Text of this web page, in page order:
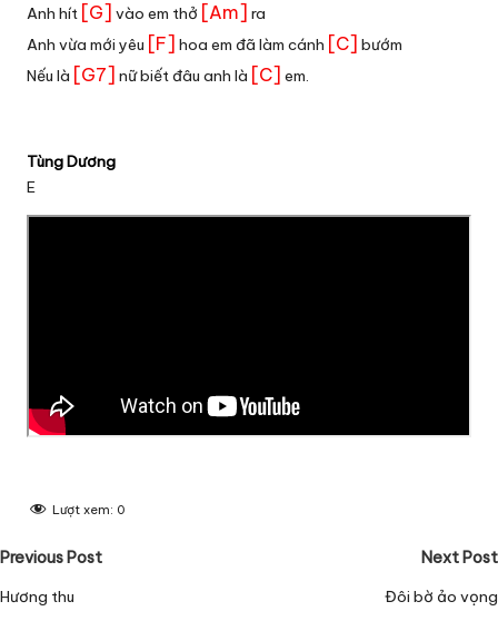
Anh hít [G] vào em thở [Am] ra
Anh vừa mới yêu [F] hoa em đã làm cánh [C] bướm
Nếu là [G7] nữ biết đâu anh là [C] em.
Tùng Dương
E
Lượt xem: 0
Post
navigation
Previous Post
Hương thu
Next Post
Đôi bờ ảo vọng